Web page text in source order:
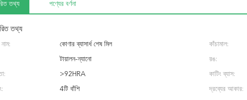
তথ্য পণ্যের বর্ণনা
তথ্য
কোণার ব্যাসার্ধ শেষ মিল কাঁচামাল:
টায়ালন-ন্যানো রঙ:
>92HRA কাটিং ব্যাস:
4টি বাঁশি দ্রব্যের আকার: